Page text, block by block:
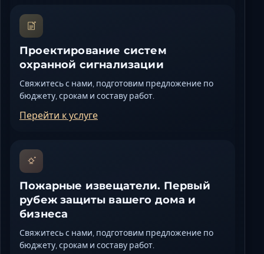
Проектирование систем
охранной сигнализации
Свяжитесь с нами, подготовим предложение по
бюджету, срокам и составу работ.
Перейти к услуге
Пожарные извещатели. Первый
рубеж защиты вашего дома и
бизнеса
Свяжитесь с нами, подготовим предложение по
бюджету, срокам и составу работ.